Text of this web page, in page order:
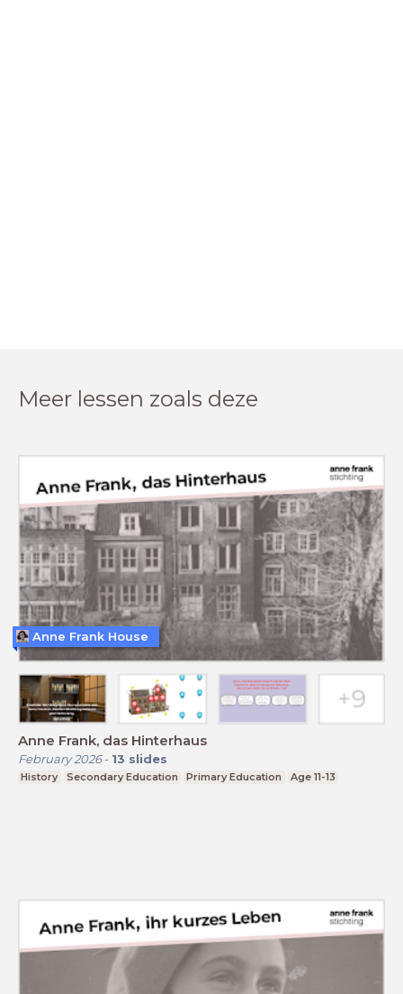
Meer lessen zoals deze
Anne Frank, das Hinterhaus
February 2026- 13 slides
History Secondary Education Primary Education Age 11-13
Anne Frank House